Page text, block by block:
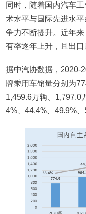
同时，随着国内汽车
术水平与国际先进水
争力不断提升。近年
有率逐年上升，且出口
据中汽协数据，2020-
牌乘用车销量分别为
1,459.6万辆、1,797.0
4%、44.4%、49.9%、